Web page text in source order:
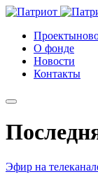
Проекты
О фонде
Новости
Контакты
Эфир на